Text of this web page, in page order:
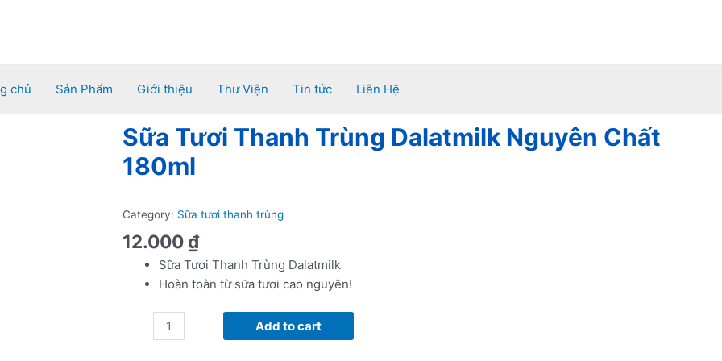
chủ Sản Phẩm Giới thiệu Thư Viện Tin tức Liên Hệ
Sữa Tươi Thanh Trùng Dalatmilk Nguyên Chất
180ml
Category: Sữa tươi thanh trùng
12.000 ₫
Sữa Tươi Thanh Trùng Dalatmilk
Hoàn toàn từ sữa tươi cao nguyên!
Sữa
Tươi
Thanh
Dalatmilk
Chất
180ml
quantity
Add to cart